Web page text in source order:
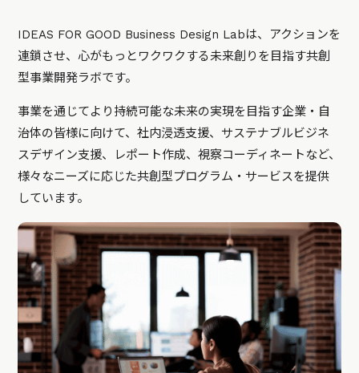
IDEAS FOR GOOD Business Design Labは、アクションを
連鎖させ、心がもっとワクワクする未来創りを目指す共創
型事業開発ラボです。
事業を通じてより持続可能な未来の実現を目指す企業・自
治体の皆様に向けて、社内浸透支援、サステナブルビジネ
スデザイン支援、レポート作成、視察コーディネートなど、
様々なニーズに応じた共創型プログラム・サービスを提供
しています。